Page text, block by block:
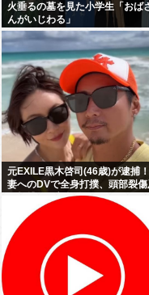
火垂るの墓を見た小学生「おば
んがいじわる」
元EXILE黒木啓司(46歳)が逮捕！
妻へのDVで全身打撲、頭部裂傷
び打撲、頸部損傷